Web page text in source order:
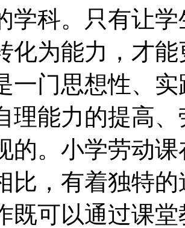
学科。只有让
化为能力，才
一门思想性、
理能力的提高
的。小学劳动
比，有着独特
既可以通过课